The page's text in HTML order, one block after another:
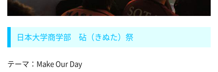
日本大学商学部 砧（きぬた）祭
テーマ：Make Our Day